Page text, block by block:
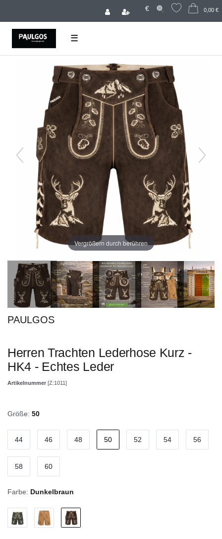
€ 0,00 €
☰
Vergrößern durch berühren
PAULGOS
Herren Trachten Lederhose Kurz -
HK4 - Echtes Leder
Artikelnummer [Z:1011]
Größe: 50
44 46 48 50 52 54 56
58 60
Farbe: Dunkelbraun